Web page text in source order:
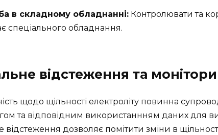
в складному обладнанні: Контролювати та
спеціального обладнання.
відстеження та
щодо щільності електроліту повинна
та відповідним використаннням даних для
дозволяє помітити зміни в